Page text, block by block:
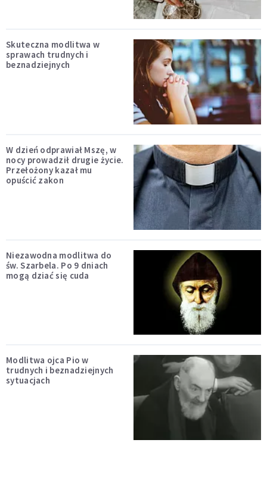
Skuteczna modlitwa w
sprawach trudnych i
beznadziejnych
W dzień odprawiał Mszę, w
nocy prowadził drugie życie.
Przełożony kazał mu
opuścić zakon
Niezawodna modlitwa do
św. Szarbela. Po 9 dniach
mogą dziać się cuda
Modlitwa ojca Pio w
trudnych i beznadziejnych
sytuacjach